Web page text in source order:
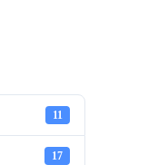
11
17